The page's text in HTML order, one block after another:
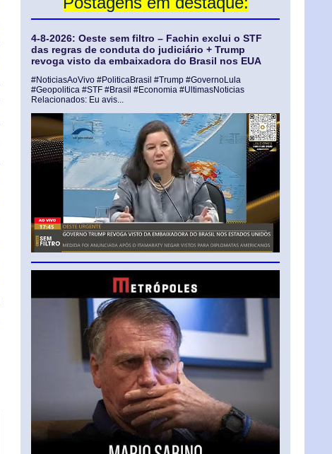
4-8-2026: Oeste sem filtro – Fachin exclui o STF
das regras de conduta do judiciário + Trump
revoga visto da embaixadora do Brasil nos EUA
#NoticiasAoVivo #PoliticaBrasil #Trump #GovernoLula
#Geopolitica #STF #Brasil #Economia #UltimasNoticias
Relacionados: Eu avis...